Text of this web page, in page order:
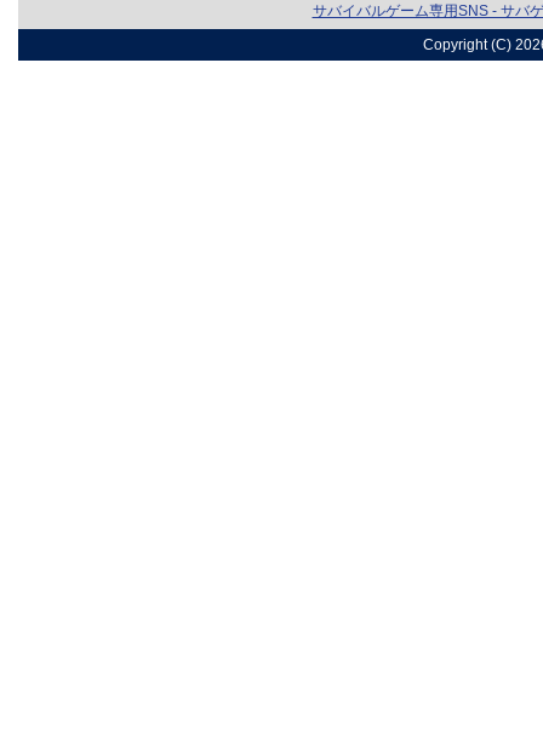
サバイバルゲーム専用SNS - サバ
Copyright (C)